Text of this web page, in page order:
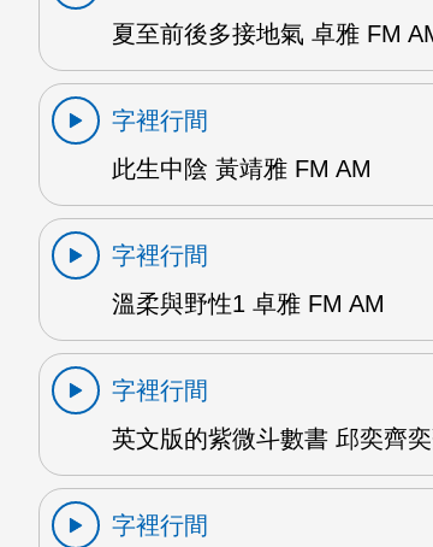
夏至前後多接地氣 卓雅 FM
字裡行間
此生中陰 黃靖雅 FM AM
字裡行間
溫柔與野性1 卓雅 FM AM
字裡行間
英文版的紫微斗數書 邱奕齊
字裡行間